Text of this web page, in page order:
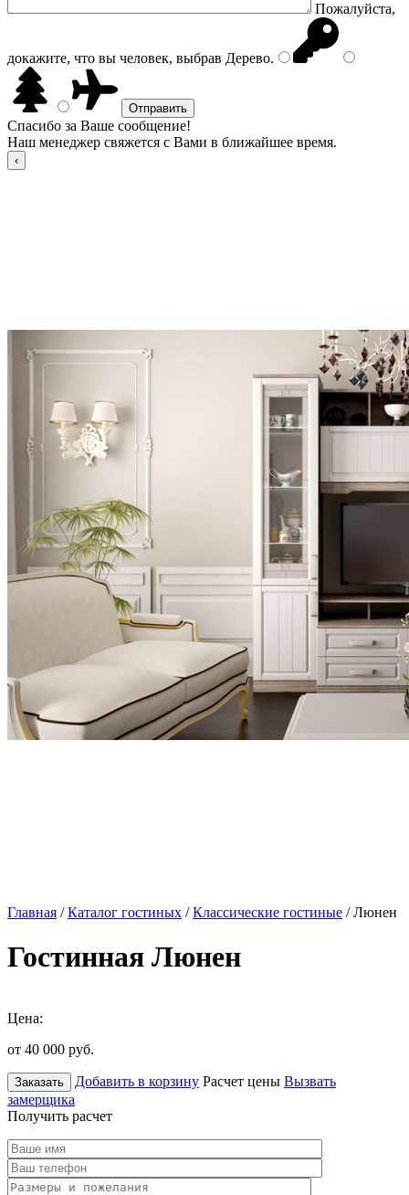
Пожалуйста,
докажите, что вы человек, выбрав Дерево.
Спасибо за Ваше сообщение!
Наш менеджер свяжется с Вами в ближайшее время.
Главная /Каталог гостиных /Классические гостиные / Люнен
Гостинная Люнен
Цена:
от 40 000 руб.
Заказать Добавить в корзину Расчет цены Вызвать
замерщика
Получить расчет